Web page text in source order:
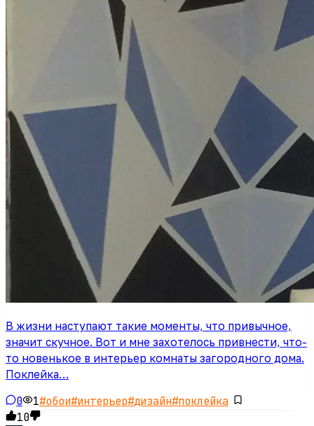
В жизни наступают такие моменты, что привычное,
значит скучное. Вот и мне захотелось привнести, что-
то новенькое в интерьер комнаты загородного дома.
Поклейка…
0 1#обои#интерьер#дизайн#поклейка
10